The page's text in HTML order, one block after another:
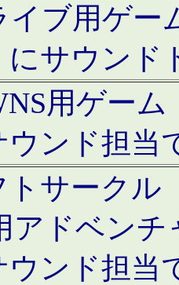
イブ用ゲー
にサウン
用ゲー
ウンド担当
トサークル
アドベン
ウンド担当